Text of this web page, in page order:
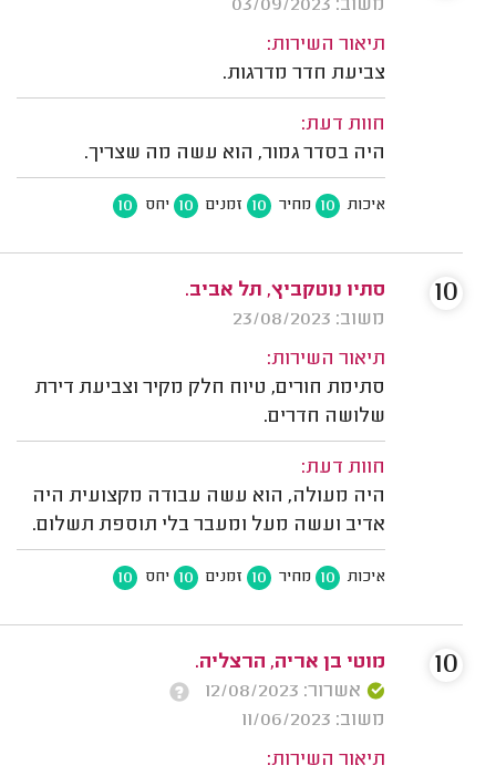
משוב: 03/09/2023
תיאור השירות:
צביעת חדר מדרגות.
חוות דעת:
היה בסדר גמור, הוא עשה מה שצריך.
איכות 10 מחיר 10 זמנים 10 יחס 10
סתיו נוטקביץ, תל אביב.
משוב: 23/08/2023
תיאור השירות:
סתימת חורים, טיוח חלק מקיר וצביעת דירת
שלושה חדרים.
חוות דעת:
היה מעולה, הוא עשה עבודה מקצועית היה
אדיב ועשה מעל ומעבר בלי תוספת תשלום.
איכות 10 מחיר 10 זמנים 10 יחס 10
10
מוטי בן אריה, הרצליה.
אשרור: 12/08/2023
משוב: 11/06/2023
תיאור השירות:
10